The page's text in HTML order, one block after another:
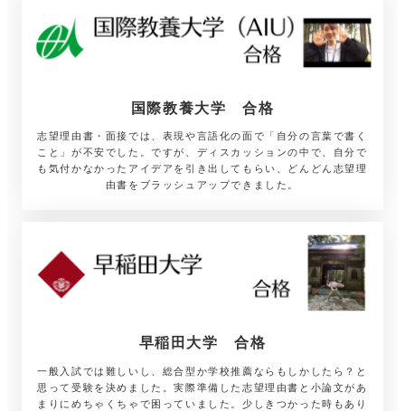
国際教養大学 合格
志望理由書・面接では、表現や言語化の面で「自分の言葉で書く
こと」が不安でした。ですが、ディスカッションの中で、自分で
も気付かなかったアイデアを引き出してもらい、どんどん志望理
由書をブラッシュアップできました。
早稲田大学 合格
一般入試では難しいし、総合型か学校推薦ならもしかしたら？と
思って受験を決めました。実際準備した志望理由書と小論文があ
まりにめちゃくちゃで困っていました。少しきつかった時もあり